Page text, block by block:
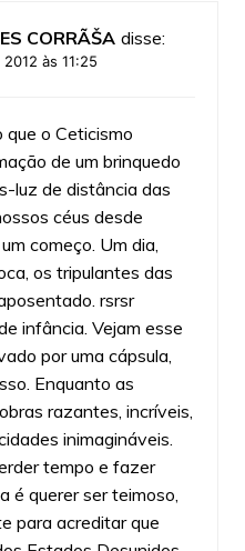
CORRÃŠA disse:
às 11:25
que o Ceticismo
de um brinquedo
luz de distância das
céus desde
começo. Um dia,
os tripulantes das
rsrsr
infância. Vejam esse
por uma cápsula,
Enquanto as
razantes, incríveis,
inimagináveis.
tempo e fazer
é querer ser teimoso,
para acreditar que